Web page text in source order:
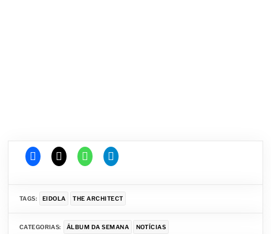
TAGS: EIDOLA THE ARCHITECT
CATEGORIAS: ÁLBUM DA SEMANA NOTÍCIAS